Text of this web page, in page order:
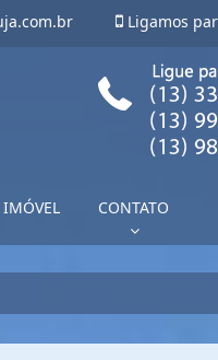
Ligamos
IMÓVEL CONTATO